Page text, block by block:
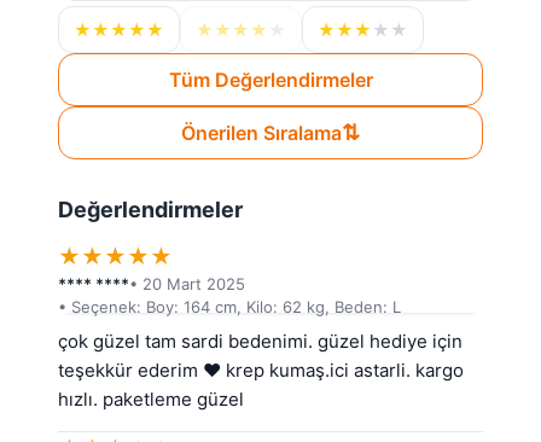
★★★★★ ★ ★ ★ ★ ★★★ ★ ★
Tüm Değerlendirmeler
Önerilen Sıralama⇅
Değerlendirmeler
★★★★★
**** ****• 20 Mart 2025
• Seçenek: Boy: 164 cm, Kilo: 62 kg, Beden: L
çok güzel tam sardi bedenimi. güzel hediye için
teşekkür ederim ❤️ krep kumaş.ici astarli. kargo
hızlı. paketleme güzel